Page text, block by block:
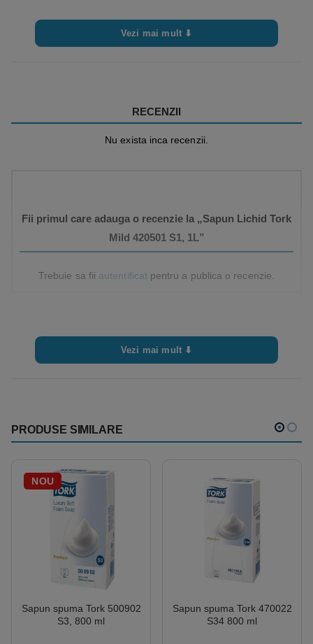
Vezi mai mult ⬇
RECENZII
Nu exista inca recenzii.
Fii primul care adauga o recenzie la „Sapun Lichid Tork
Mild 420501 S1, 1L”
Trebuie sa fii autentificatpentru a publica o recenzie.
Vezi mai mult ⬇
PRODUSE SIMILARE
NOU
Sapun spuma Tork 500902
S3, 800 ml
Sapun spuma Tork 470022
S34 800 ml